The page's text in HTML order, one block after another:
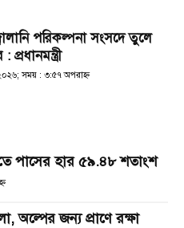
পরিকল্পনা সংসদে তুলে
সময় : ৩:৫৭ অপরাহ্ণ
পাসের হার ৫৯.৪৮ শতাংশ
জন্য প্রাণে রক্ষা